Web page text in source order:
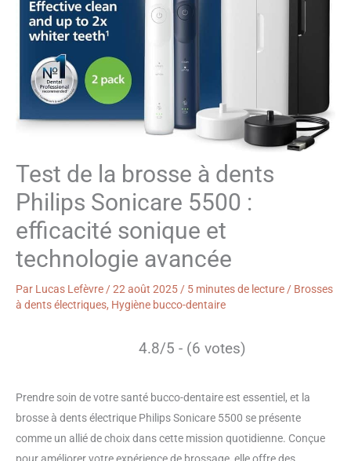
Test de la brosse à dents
Philips Sonicare 5500 :
efficacité sonique et
technologie avancée
Par Lucas Lefèvre /22 août 2025 / 5 minutes de lecture / Brosses
à dents électriques, Hygiène bucco-dentaire
4.8/5 - (6 votes)
Prendre soin de votre santé bucco-dentaire est essentiel, et la
brosse à dents électrique Philips Sonicare 5500 se présente
comme un allié de choix dans cette mission quotidienne. Conçue